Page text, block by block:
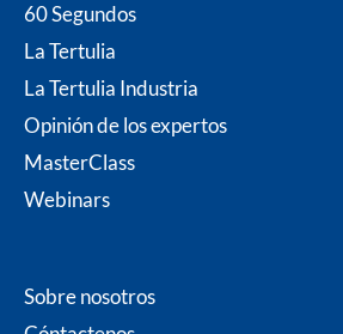
60 Segundos
La Tertulia
La Tertulia Industria
Opinión de los expertos
MasterClass
Webinars
Sobre nosotros